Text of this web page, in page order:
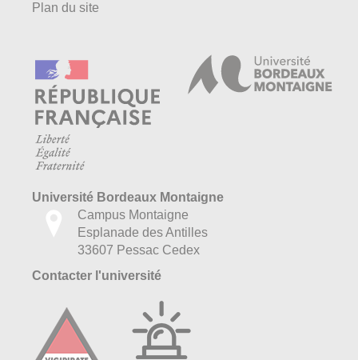
Plan du site
Université Bordeaux Montaigne
Campus Montaigne
Esplanade des Antilles
33607 Pessac Cedex
Contacter l'université